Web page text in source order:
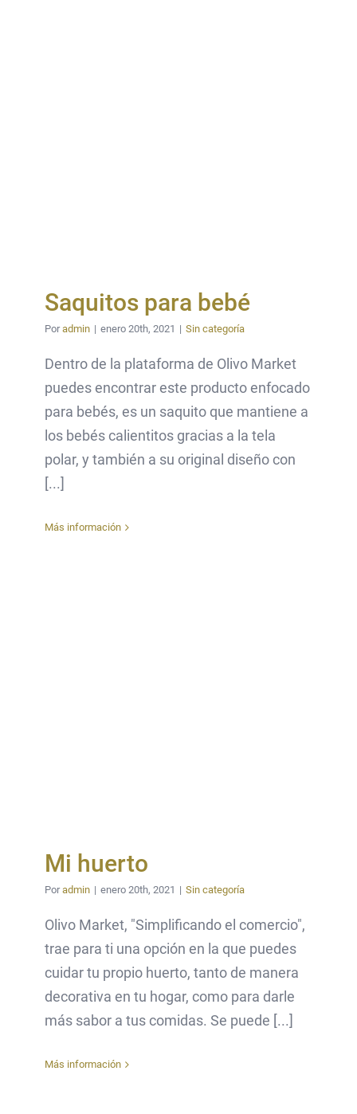
Saquitos para bebé
Poradmin | enero 20th, 2021 | Sin categoría
Dentro de la plataforma de Olivo Market
puedes encontrar este producto enfocado
para bebés, es un saquito que mantiene a
los bebés calientitos gracias a la tela
polar, y también a su original diseño con
[...]
Más información
Mi huerto
Poradmin | enero 20th, 2021 | Sin categoría
Olivo Market, "Simplificando el comercio",
trae para ti una opción en la que puedes
cuidar tu propio huerto, tanto de manera
decorativa en tu hogar, como para darle
más sabor a tus comidas. Se puede [...]
Más información